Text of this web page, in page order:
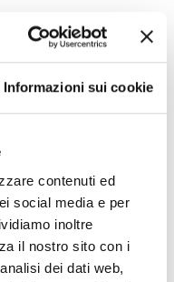
Informazioni sui cookie
contenuti ed
social media e per
inoltre
il nostro sito con i
dei dati web,
luogo</li>